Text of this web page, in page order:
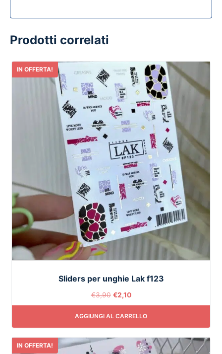
Prodotti correlati
IN OFFERTA!
Sliders per unghie Lak f123
€3,90 €2,10
AGGIUNGI AL CARRELLO
IN OFFERTA!